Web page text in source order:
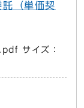
（単価契
サイズ：